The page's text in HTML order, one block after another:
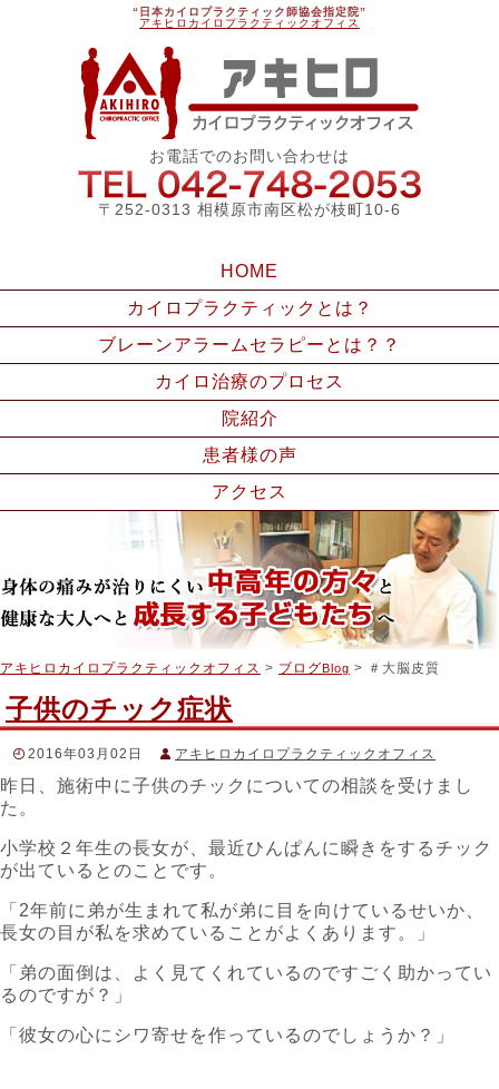
“日本カイロプラクティック師協会指定院”
アキヒロカイロプラクティックオフィス
お電話でのお問い合わせは
〒252-0313 相模原市南区松が枝町10-6
HOME
カイロプラクティックとは？
ブレーンアラームセラピーとは？？
カイロ治療のプロセス
院紹介
患者様の声
アクセス
アキヒロカイロプラクティックオフィス > ブログ Blog > ＃大脳皮質
子供のチック症状
2016年03月02日
アキヒロカイロプラクティックオフィス
スタッフブログ
＃叫び ,＃咳払い,＃大脳基底核,＃大脳皮質 ,＃大脳辺縁系,＃
子どものチック ,＃感情,＃機能神経学
憶
,＃足けり ,＃足踏み , ＃運動野
昨日、施術中に子供のチックについての相談を受けまし
た。
小学校２年生の長女が、最近ひんぱんに瞬きをするチック
が出ているとのことです。
「2年前に弟が生まれて私が弟に目を向けているせいか、
長女の目が私を求めていることがよくあります。」
「弟の面倒は、よく見てくれているのですごく助かってい
るのですが？」
「彼女の心にシワ寄せを作っているのでしょうか？」